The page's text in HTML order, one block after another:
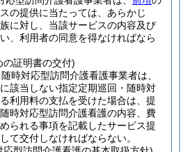
の提供に当たっては、あらかじ
に対し、当該サービスの内容及び
、利用者の同意を得なければなら
証明書の交付)
時対応型訪問介護看護事業者は、
該当しない指定定期巡回・随時対
利用料の支払を受けた場合は、提
時対応型訪問介護看護の内容、費
られる事項を記載したサービス提
て交付しなければならない。